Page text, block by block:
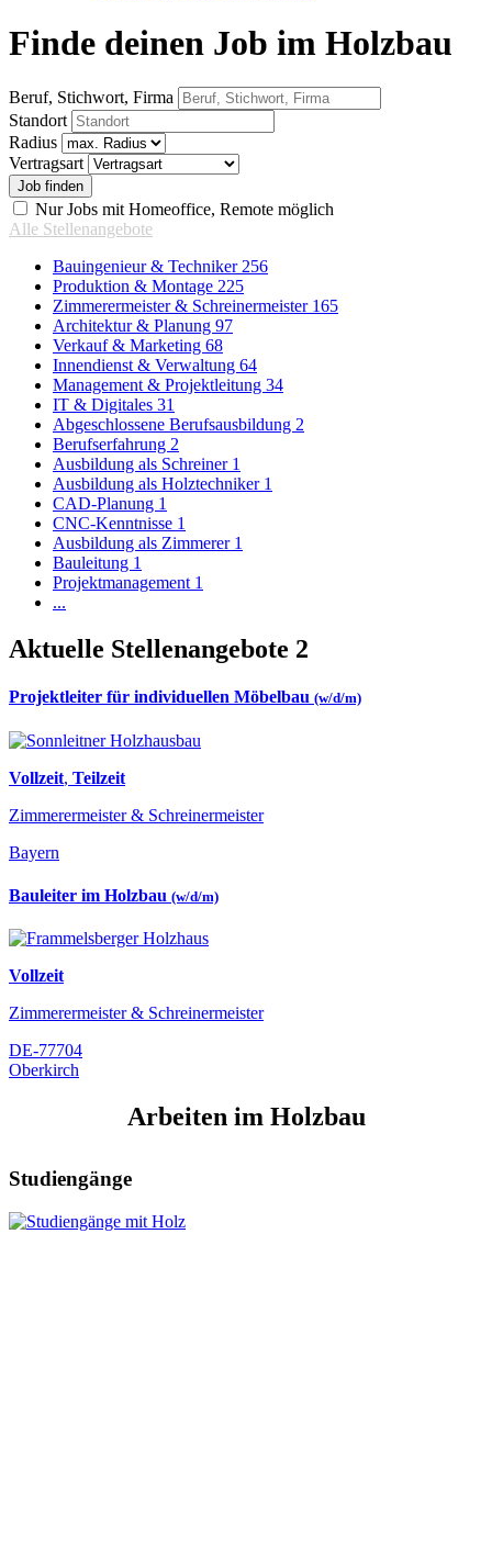
Finde deinen Job im Holzbau
Beruf, Stichwort, Firma
Standort
Radius
Vertragsart
Nur Jobs mit Homeoffice, Remote möglich
Alle Stellenangebote
Bauingenieur & Techniker 256
Produktion & Montage 225
Zimmerermeister & Schreinermeister 165
Architektur & Planung 97
Verkauf & Marketing 68
Innendienst & Verwaltung 64
Management & Projektleitung 34
IT & Digitales 31
Abgeschlossene Berufsausbildung 2
Berufserfahrung 2
Ausbildung als Schreiner 1
Ausbildung als Holztechniker 1
CAD-Planung 1
CNC-Kenntnisse 1
Ausbildung als Zimmerer 1
Bauleitung 1
Projektmanagement 1
...
Aktuelle Stellenangebote 2
Projektleiter für individuellen Möbelbau (w/d/m)
Vollzeit, Teilzeit
Zimmerermeister & Schreinermeister
Bayern
Bauleiter im Holzbau (w/d/m)
Vollzeit
Zimmerermeister & Schreinermeister
DE-77704
Oberkirch
Arbeiten im Holzbau
Studiengänge